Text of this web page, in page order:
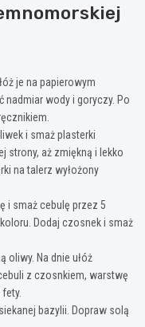
je na papierowym
nadmiar wody i goryczy. Po
i smaż plasterki
strony, aż zmiękną i lekko
na talerz wyłożony
i smaż cebulę przez 5
Dodaj czosnek i smaż
oliwy. Na dnie ułóż
z czosnkiem, warstwę
bazylii. Dopraw solą